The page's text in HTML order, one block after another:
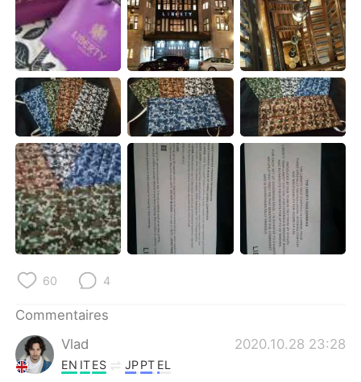
60 4
Commentaires
Vlad
2020.10.28 23:28
EN ITES JPPT EL